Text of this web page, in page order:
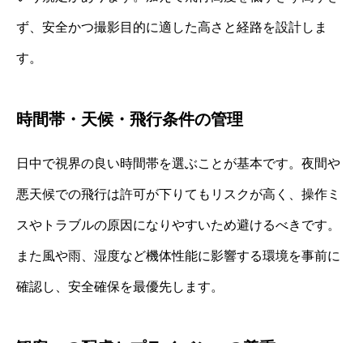
ず、安全かつ撮影目的に適した高さと経路を設計しま
す。
時間帯・天候・飛行条件の管理
日中で視界の良い時間帯を選ぶことが基本です。夜間や
悪天候での飛行は許可が下りてもリスクが高く、操作ミ
スやトラブルの原因になりやすいため避けるべきです。
また風や雨、湿度など機体性能に影響する環境を事前に
確認し、安全確保を最優先します。